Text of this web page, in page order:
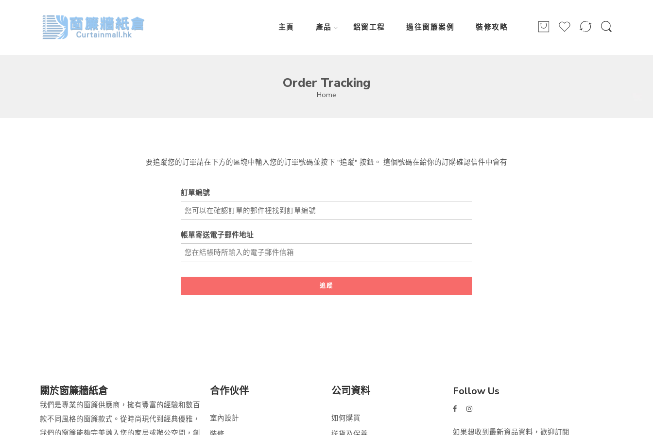
主頁 產品 鋁窗工程 過往窗簾案例 裝修攻略
Order Tracking
Home
要追蹤您的訂單請在下方的區塊中輸入您的訂單號碼並按下 "追蹤" 按鈕。 這個號碼在給你的訂購確認信件中會有
訂單編號
帳單寄送電子郵件地址
追蹤
關於窗簾牆紙倉
我們是專業的窗簾供應商，擁有豐富的經驗和數百
款不同風格的窗簾款式。從時尚現代到經典優雅，
我們的窗簾能夠完美融入您的家居或辦公空間，創
合作伙伴
室內設計
公司資料
如何購買
Follow Us
如果想收到最新資品資料，歡迎訂閱